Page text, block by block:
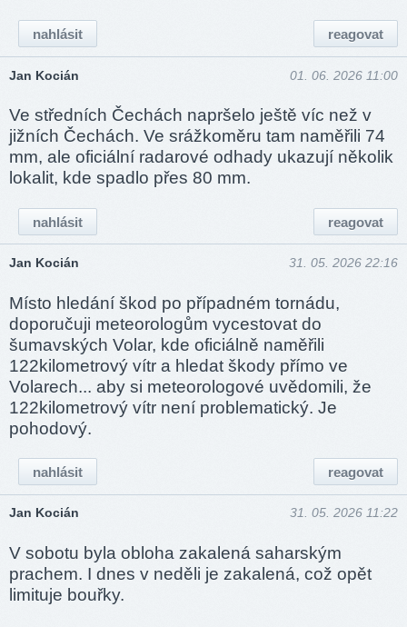
reagovat
nahlásit
Jan Kocián 01. 06. 2026 11:00
Ve středních Čechách napršelo ještě víc než v
jižních Čechách. Ve srážkoměru tam naměřili 74
mm, ale oficiální radarové odhady ukazují několik
lokalit, kde spadlo přes 80 mm.
reagovat
nahlásit
Jan Kocián 31. 05. 2026 22:16
Místo hledání škod po případném tornádu,
doporučuji meteorologům vycestovat do
šumavských Volar, kde oficiálně naměřili
122kilometrový vítr a hledat škody přímo ve
Volarech... aby si meteorologové uvědomili, že
122kilometrový vítr není problematický. Je
pohodový.
reagovat
nahlásit
Jan Kocián 31. 05. 2026 11:22
V sobotu byla obloha zakalená saharským
prachem. I dnes v neděli je zakalená, což opět
limituje bouřky.